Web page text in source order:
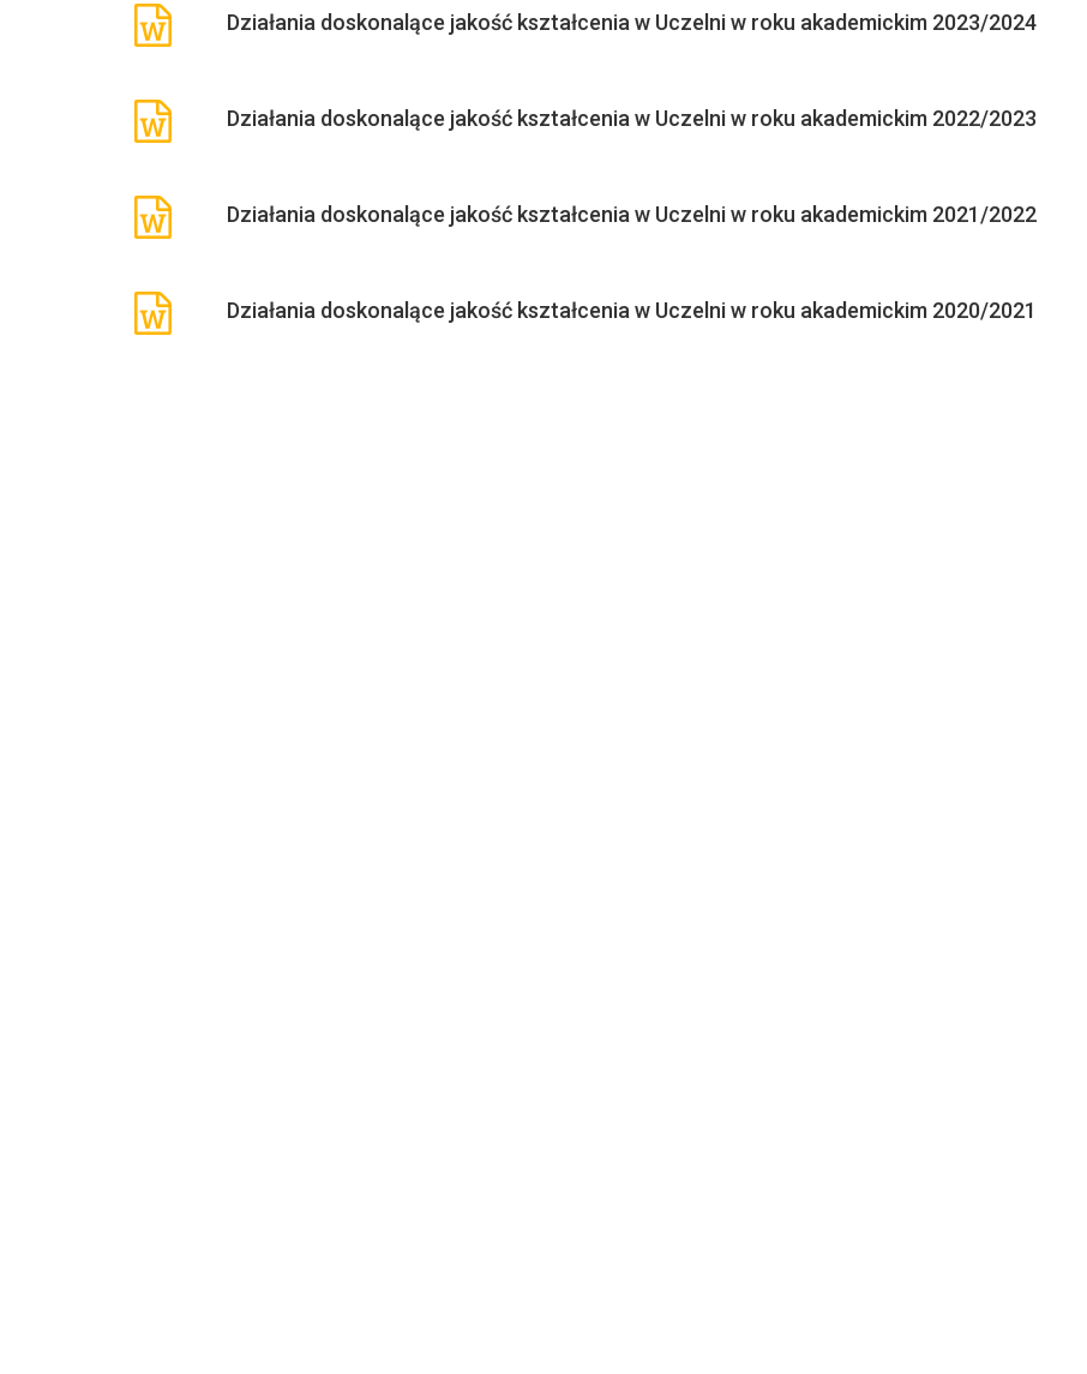
Działania doskonalące jakość kształcenia w Uczelni w roku akademickim 2023/2024
Działania doskonalące jakość kształcenia w Uczelni w roku akademickim 2022/2023
Działania doskonalące jakość kształcenia w Uczelni w roku akademickim 2021/2022
Działania doskonalące jakość kształcenia w Uczelni w roku akademickim 2020/2021